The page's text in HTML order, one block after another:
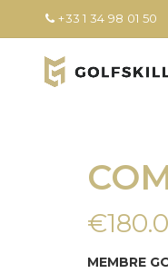
+33 1 34 98 01 50
€
MEMBRE